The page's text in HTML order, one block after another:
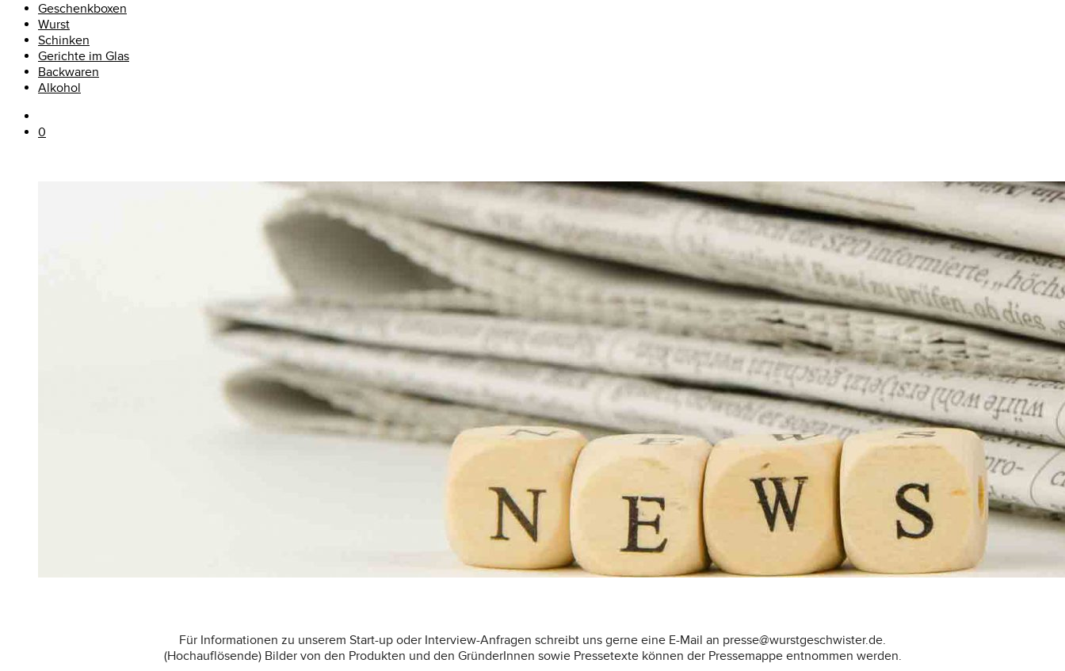
Geschenkboxen
Wurst
Schinken
Gerichte im Glas
Backwaren
Alkohol
0
Für Informationen zu unserem Start-up oder Interview-Anfragen schreibt uns gerne eine E-Mail an presse@wurstgeschwister.de.
(Hochauflösende) Bilder von den Produkten und den GründerInnen sowie Pressetexte können der Pressemappe entnommen werden.